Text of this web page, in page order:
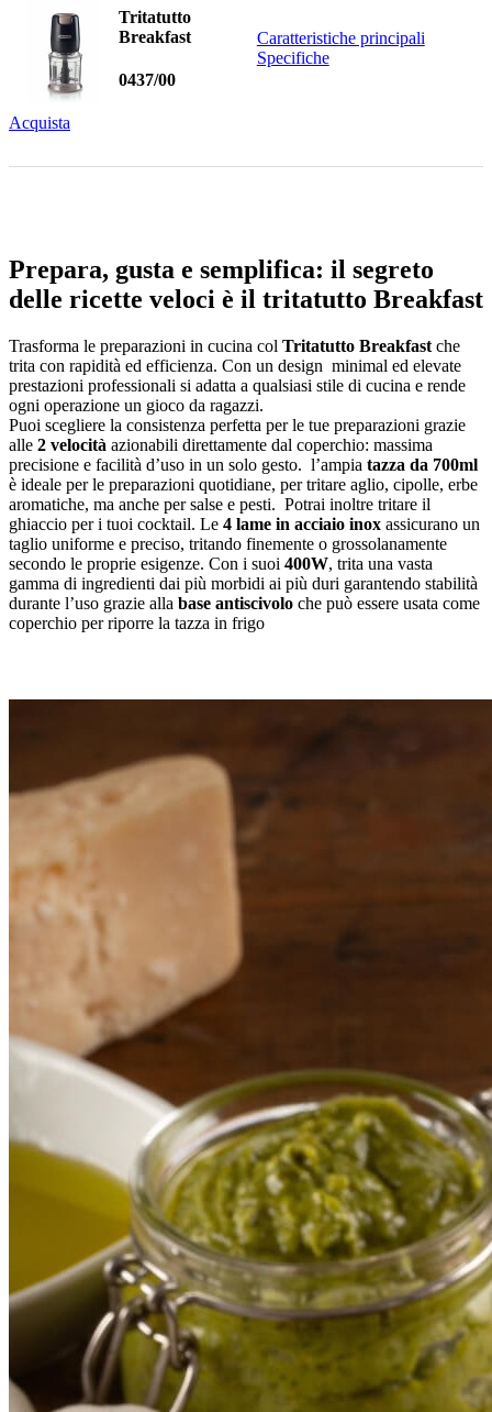
Tritatutto
Breakfast
0437/00
Caratteristiche principali
Specifiche
Acquista
Prepara, gusta e semplifica: il segreto
delle ricette veloci è il tritatutto Breakfast
Trasforma le preparazioni in cucina col Tritatutto Breakfast che
trita con rapidità ed efficienza. Con un design minimal ed elevate
prestazioni professionali si adatta a qualsiasi stile di cucina e rende
ogni operazione un gioco da ragazzi.
Puoi scegliere la consistenza perfetta per le tue preparazioni grazie
alle 2 velocità azionabili direttamente dal coperchio: massima
precisione e facilità d’uso in un solo gesto. l’ampia tazza da 700ml
è ideale per le preparazioni quotidiane, per tritare aglio, cipolle, erbe
aromatiche, ma anche per salse e pesti. Potrai inoltre tritare il
ghiaccio per i tuoi cocktail. Le 4 lame in acciaio inox assicurano un
taglio uniforme e preciso, tritando finemente o grossolanamente
secondo le proprie esigenze. Con i suoi 400W, trita una vasta
gamma di ingredienti dai più morbidi ai più duri garantendo stabilità
durante l’uso grazie alla base antiscivolo che può essere usata come
coperchio per riporre la tazza in frigo